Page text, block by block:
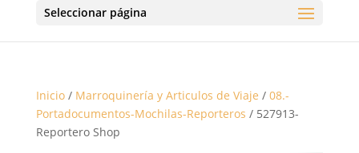
Seleccionar página
Inicio/ Marroquinería y Articulos de Viaje / 08.-
Portadocumentos-Mochilas-Reporteros / 527913-
Reportero Shop